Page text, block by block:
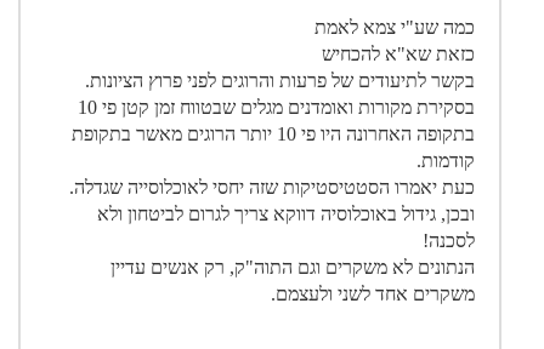
כמה שע"י צמא לאמת
כזאת שא"א להכחיש
בקשר לתיעודים של פרעות והרוגים לפני פרוץ הציונות.
בסקירת מקורות ואומדנים מגלים שבטווח זמן קטן פי 10
בתקופה האחרונה היו פי 10 יותר הרוגים מאשר בתקופת
קודמות.
כעת יאמרו הסטטיסטיקות שזה יחסי לאוכלוסייה שגדלה.
ובכן, גידול באוכלוסיה דווקא צריך לגרום לביטחון ולא
לסכנה!
הנתונים לא משקרים וגם התוה"ק, רק אנשים עדיין
משקרים אחד לשני ולעצמם.